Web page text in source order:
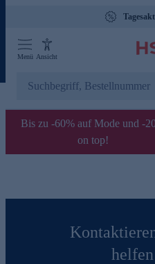
Menü Ansicht
Bis zu -60% auf Mode und -
on top!